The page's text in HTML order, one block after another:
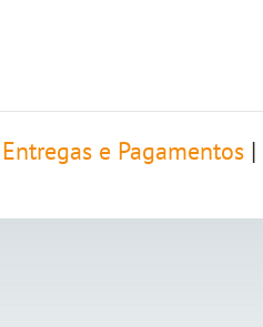
Entregas e Pagamentos